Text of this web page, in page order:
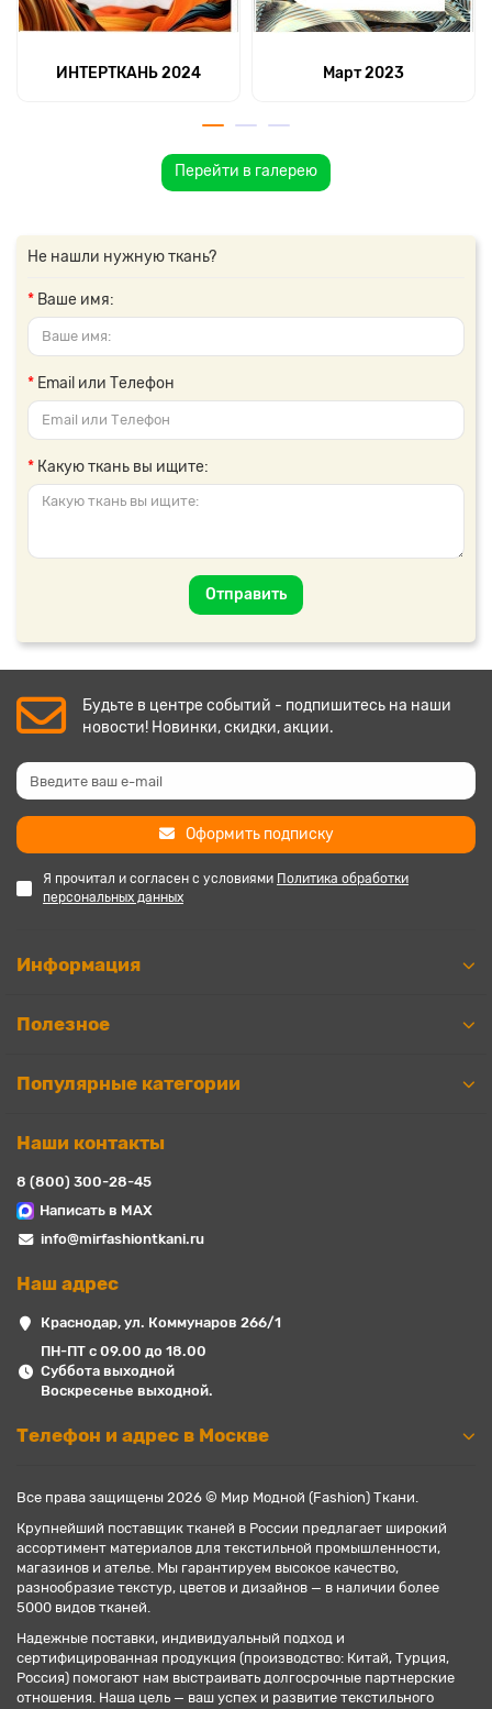
ИНТЕРТКАНЬ 2024 Март 2023
Перейти в галерею
Не нашли нужную ткань?
Ваше имя:
Email или Телефон
Какую ткань вы ищите:
Отправить
Будьте в центре событий - подпишитесь на наши
новости! Новинки, скидки, акции.
Оформить подписку
Я прочитал и согласен с условиями Политика обработки
персональных данных
Информация
Полезное
Популярные категории
Наши контакты
8 (800) 300-28-45
Написать в MAX
info@mirfashiontkani.ru
Наш адрес
Краснодар, ул. Коммунаров 266/1
ПН-ПТ с 09.00 до 18.00
Суббота выходной
Воскресенье выходной.
Телефон и адрес в Москве
Все права защищены 2026 © Мир Модной (Fashion) Ткани.
Крупнейший поставщик тканей в России предлагает широкий
ассортимент материалов для текстильной промышленности,
магазинов и ателье. Мы гарантируем высокое качество,
разнообразие текстур, цветов и дизайнов — в наличии более
5000 видов тканей.
Надежные поставки, индивидуальный подход и
сертифицированная продукция (производство: Китай, Турция,
Россия) помогают нам выстраивать долгосрочные партнерские
отношения. Наша цель — ваш успех и развитие текстильного